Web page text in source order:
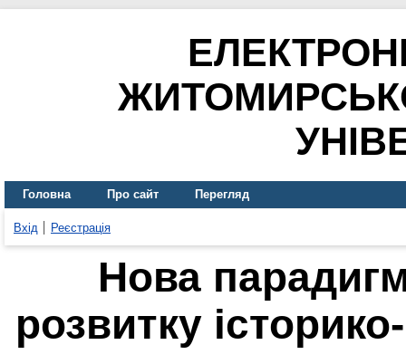
Головна Про сайт Перегляд
Вхід Реєстрація
Нова
розвитку